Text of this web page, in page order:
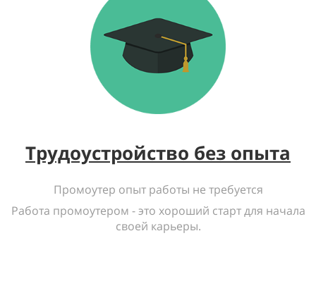
Трудоустройство без опыта
Промоутер опыт работы не требуется
Работа промоутером - это хороший старт для начала
своей карьеры.